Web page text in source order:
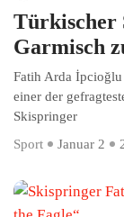
Türkischer
Garmisch
Fatih Arda
einer der
Skispringer
Sport
Januar 2